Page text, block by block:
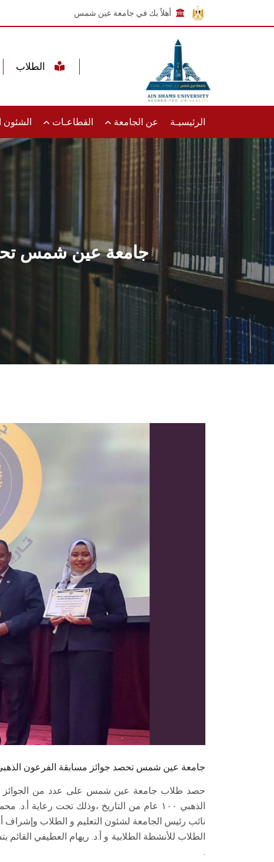
أهلاً بك في جامعة عين شمس
الرئيسيـة عن الجامعة القطاعـات الشئون
جامعة عين شمس تحصد
جامعة عين شمس تحصد جوائز مسابقة الفرعون الذهبي ١٠٠ عام من
حصد طلاب جامعة عين شمس على عدد من الجوائز و
الذهبي ١٠٠ عام من التاريخ ،وذلك تحت
نائب رئيس الجامعة لشئون التعليم و الطلاب
الطلاب للأنشطة الطلابية و أ.د. ريهام العطيفي
.